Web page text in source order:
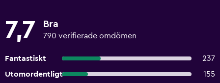
7,7 Bra
790 verifierade omdömen
Fantastiskt
237
Utomordentligt
155